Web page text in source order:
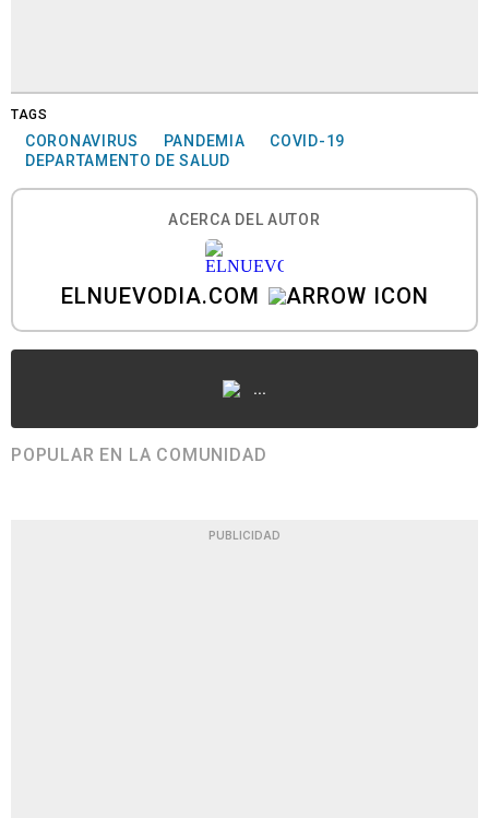
TAGS
CORONAVIRUS PANDEMIA
COVID-19
DEPARTAMENTO DE SALUD
ACERCA DEL AUTOR
ELNUEVODIA.COM
...
POPULAR EN LA COMUNIDAD
PUBLICIDAD